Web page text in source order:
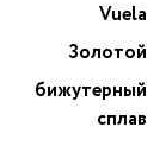
Vuela
Золотой
бижутерный
сплав